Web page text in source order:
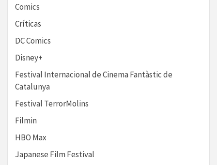
Comics
Críticas
DC Comics
Disney+
Festival Internacional de Cinema Fantàstic de
Catalunya
Festival TerrorMolins
Filmin
HBO Max
Japanese Film Festival